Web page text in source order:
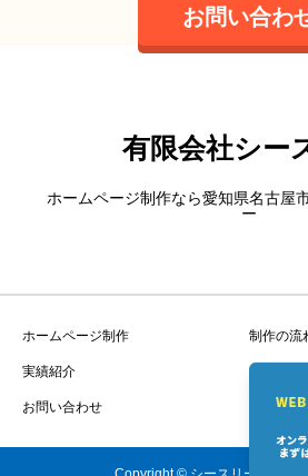
お問い合わ
有限会社シー
ホームページ制作なら愛知県名古屋
ー
ホームページ制作 制作の流
実績紹介 会社案内
お問い合わせ プライ